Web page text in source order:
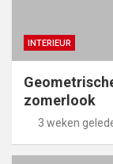
INTERIEUR
zomerlook
3 weken